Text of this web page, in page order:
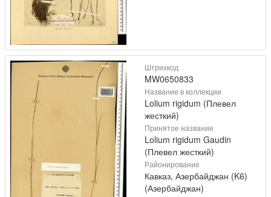
Штрихкод
MW0650833
Название в коллекции
Lolium rigidum (Плевел
жесткий)
Принятое название
Lolium rigidum Gaudin
(Плевел жесткий)
Районирование
Кавказ, Азербайджан (K6)
(Азербайджан)